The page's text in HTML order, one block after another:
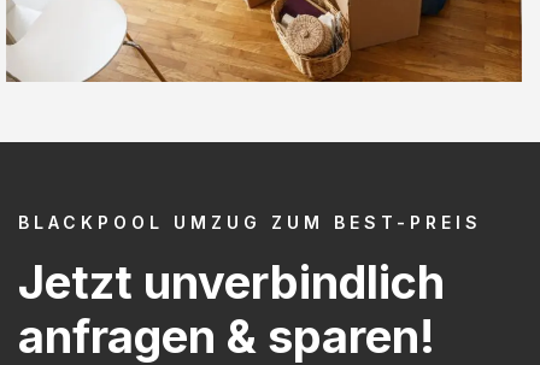
BLACKPOOL UMZUG ZUM BEST-PREIS
Jetzt unverbindlich
anfragen & sparen!